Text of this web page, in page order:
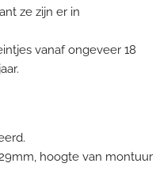
ze zijn er in
vanaf ongeveer 18
hoogte van montuur